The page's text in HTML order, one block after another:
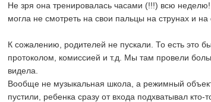
Не зря она тренировалась часами (!!!) всю
могла не смотреть на свои пальцы на струнах и
К сожалению, родителей не пускали. То есть это
протоколом, комиссией и т.д. Мы там провели
видела.
Вообще не музыкальная школа, а режимный
пустили, ребенка сразу от входа подхватывал кто-